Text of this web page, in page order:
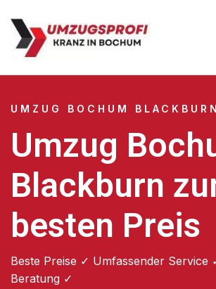
UMZUG BOCHUM BLACKBURN
Umzug
Blackburn
besten Preis
Beste Preise ✓ Umfassender Service
Beratung ✓